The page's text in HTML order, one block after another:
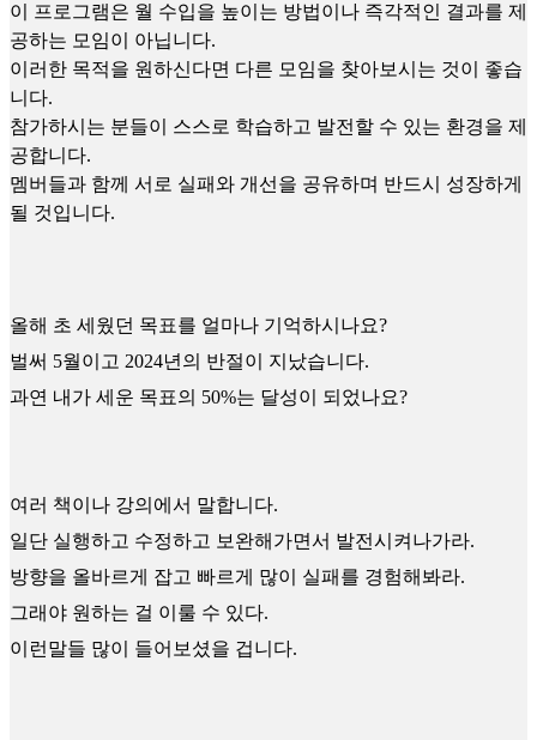
이 프로그램은 월 수입을 높이는 방법이나 즉각적인 결과를 제
공하는 모임이 아닙니다.
이러한 목적을 원하신다면 다른 모임을 찾아보시는 것이 좋습
니다.
참가하시는 분들이 스스로 학습하고 발전할 수 있는 환경을 제
공합니다.
멤버들과 함께 서로 실패와 개선을 공유하며 반드시 성장하게
될 것입니다.
올해 초 세웠던 목표를 얼마나 기억하시나요?
벌써 5월이고 2024년의 반절이 지났습니다.
과연 내가 세운 목표의 50%는 달성이 되었나요?
여러 책이나 강의에서 말합니다.
일단 실행하고 수정하고 보완해가면서 발전시켜나가라.
방향을 올바르게 잡고 빠르게 많이 실패를 경험해봐라.
그래야 원하는 걸 이룰 수 있다.
이런말들 많이 들어보셨을 겁니다.